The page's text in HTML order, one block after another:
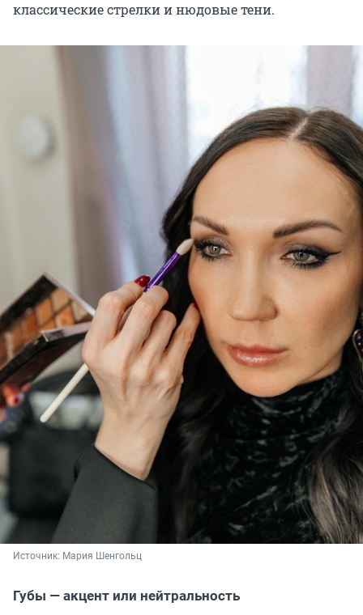
классические стрелки и нюдовые тени.
Источник: Мария Шенгольц
Губы — акцент или нейтральность